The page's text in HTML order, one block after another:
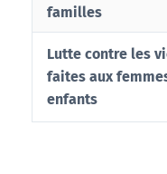
familles
Lutte contre les
faites aux
enfants